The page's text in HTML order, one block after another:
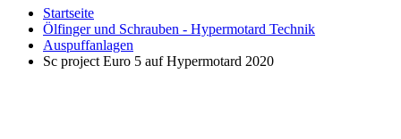
Startseite
Ölfinger und Schrauben - Hypermotard Technik
Auspuffanlagen
Sc project Euro 5 auf Hypermotard 2020